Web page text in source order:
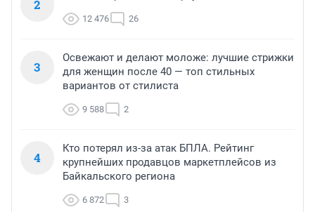
2
12 476 26
3
Освежают и делают моложе: лучшие стрижки
для женщин после 40 — топ стильных
вариантов от стилиста
9 588 2
4
Кто потерял из-за атак БПЛА. Рейтинг
крупнейших продавцов маркетплейсов из
Байкальского региона
6 872 3